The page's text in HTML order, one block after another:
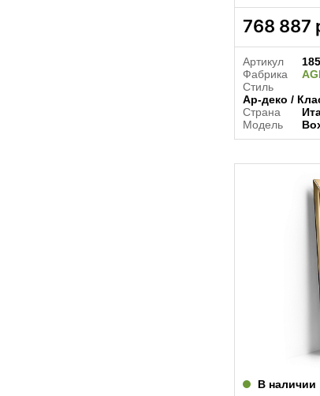
768 887
Артикул
Фабрика
Стиль
Ар-деко /
Страна
Модель
В наличии